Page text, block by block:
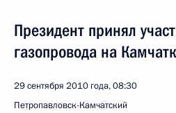
Президент принял
газопровода на
29 сентября 2010 года, 08:30
Петропавловск-Камчатский